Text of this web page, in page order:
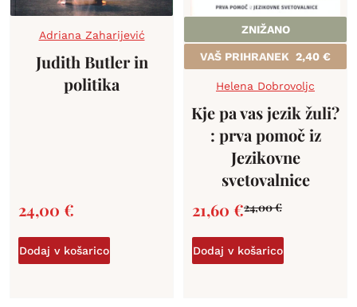
Adriana Zaharijević
Judith Butler in
politika
24,00 €
Dodaj v košarico
ZNIŽANO
VAŠ PRIHRANEK 2,40 €
Helena Dobrovoljc
Kje pa vas jezik žuli?
: prva pomoč iz
Jezikovne
svetovalnice
24,00€
21,60 €
Dodaj v košarico